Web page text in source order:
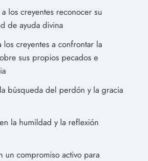
a los creyentes reconocer su
de ayuda divina
los creyentes a confrontar la
sus propios pecados e
búsqueda del perdón y la gracia
la humildad y la reflexión
un compromiso activo para